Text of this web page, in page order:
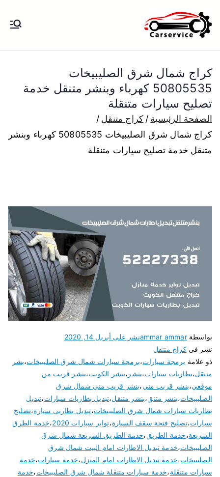
إلى
المحتوى
الكويت
بنشر متنقل الكويت كهرباء وبنشر تبديل
بارخص الاسعار
كراج شمال شرق الصليبيخات
50805535 كهرباء وبنشر متنقل خدمة
تصليح سيارات متنقلة
الصفحة الرئيسية
كراج متنقل
كراج شمال شرق الصليبيخات 50805535 كهرباء وبنشر
متنقل خدمة تصليح سيارات متنقلة
بواسطةammar ammarنشر على أبريل 14, 2020
نشر فيكراج متنقل
ذو علامة برمجة سيارات،برمجة سيارات شمال شرق الصليبيخات،بشر
متنقل،بطاريات سيارات،بنشر ،بنشر الكويت،بنشر قريب من
موقعي،بنشر قريب مني،بنشر قريب مني شمال شرق
الصليبيخات،بنشر متنق،بنشر متنقل،تبديل بطاريات سيارات،تبديل
بطاريات سيارات شمال شرق الصليبيخات،تبديل بطاريى سيارة،تصليح
سيارات،تصليح فتحة سقف السيارة،تواير سيارات 2020 ،خدمة الطرق
السريعة،خدمة الطريق،خدمة الطريق السريعة شمال شرق
الصليبيخات،خدمة تبديل الاطارات امام البيت شمال شرق
الصليبيخات،خدمة تبديل الاطارات امام المنزل،خدمة سيارات،خدمة
سيارات متنقلة،خدمة سيارات متنقلة شمال شرق الصليبيخات،خدمة